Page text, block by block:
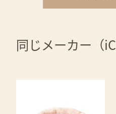
同じメーカー（